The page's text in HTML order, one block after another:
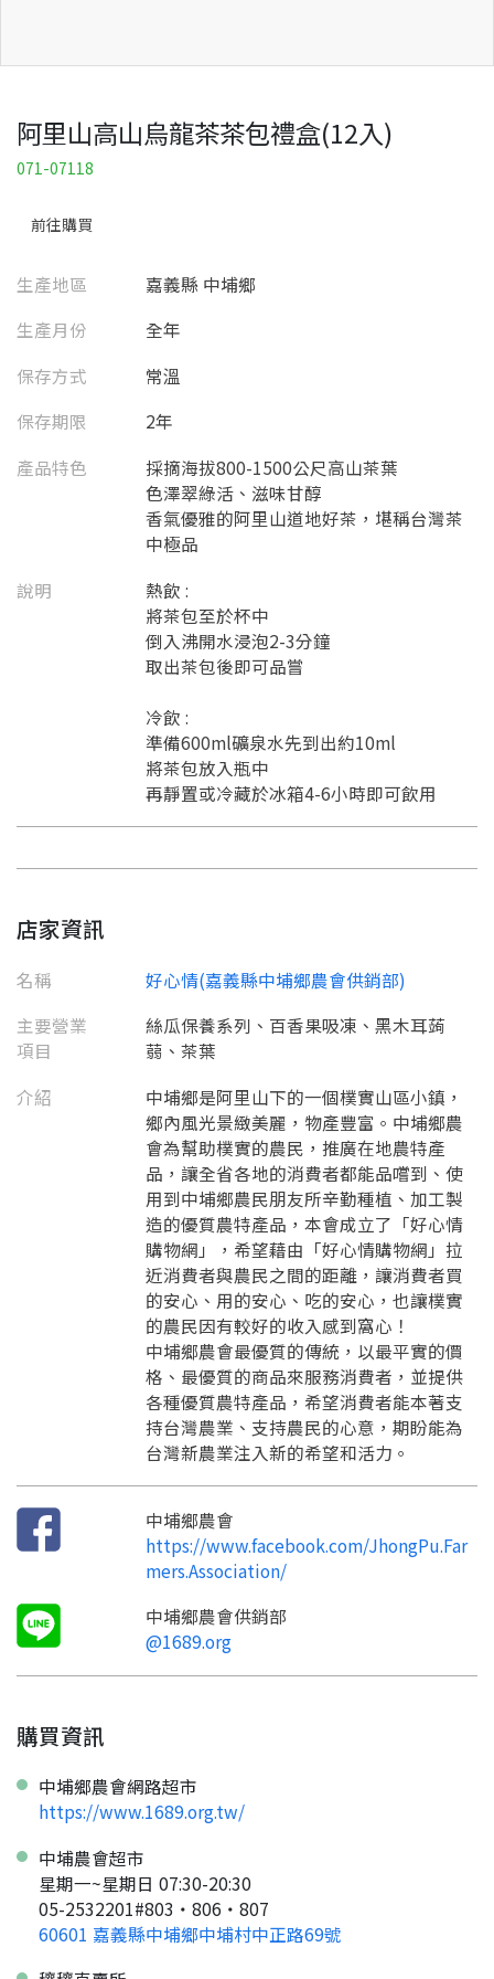
阿里山高山烏龍茶茶包禮盒(12入)
071-07118
前往購買
生產地區
嘉義縣 中埔鄉
生產月份
全年
保存方式
常溫
保存期限
2年
產品特色
採摘海拔800-1500公尺高山茶葉
色澤翠綠活、滋味甘醇
香氣優雅的阿里山道地好茶，堪稱台灣茶
中極品
說明
熱飲 :
將茶包至於杯中
倒入沸開水浸泡2-3分鐘
取出茶包後即可品嘗
冷飲 :
準備600ml礦泉水先到出約10ml
將茶包放入瓶中
再靜置或冷藏於冰箱4-6小時即可飲用
店家資訊
名稱
好心情(嘉義縣中埔鄉農會供銷部)
主要營業
項目
絲瓜保養系列、百香果吸凍、黑木耳蒟
蒻、茶葉
介紹
中埔鄉是阿里山下的一個樸實山區小鎮，
鄉內風光景緻美麗，物產豐富。中埔鄉農
會為幫助樸實的農民，推廣在地農特產
品，讓全省各地的消費者都能品嚐到、使
用到中埔鄉農民朋友所辛勤種植、加工製
造的優質農特產品，本會成立了「好心情
購物網」，希望藉由「好心情購物網」拉
近消費者與農民之間的距離，讓消費者買
的安心、用的安心、吃的安心，也讓樸實
的農民因有較好的收入感到窩心！
中埔鄉農會最優質的傳統，以最平實的價
格、最優質的商品來服務消費者，並提供
各種優質農特產品，希望消費者能本著支
持台灣農業、支持農民的心意，期盼能為
台灣新農業注入新的希望和活力。
中埔鄉農會
https://www.facebook.com/JhongPu.Far
mers.Association/
中埔鄉農會供銷部
@1689.org
購買資訊
中埔鄉農會網路超市
https://www.1689.org.tw/
中埔農會超市
星期一~星期日 07:30-20:30
05-2532201#803‧806‧807
60601 嘉義縣中埔鄉中埔村中正路69號
要註冊嗎？
嗨~這個 LINE 帳號還沒有註冊過，
您要繼續嗎？
返回
請加入LINE好友
請掃描或點擊 QR code
點擊加入 LINE 好友
註冊完成
註冊完成了！
開始填寫申請資料吧~
填寫申請資料
訊息
要申請新產品嗎？
您的申請資料正在等候審查中，
要申請新產品嗎？
查看申請進度
返回首頁
要看申請秘笈嗎？
想知道怎麼做更容易通過審核嗎？
看看申請教學吧！
如果你已經準備好了，
點擊「直接申請」按鈕開始填寫申請表。